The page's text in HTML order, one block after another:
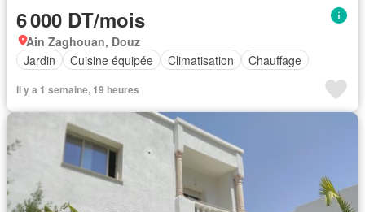
6 000 DT/mois
Ain Zaghouan, Douz
Jardin
Cuisine équipée Climatisation Chauffage
Il y a 1 semaine, 19 heures